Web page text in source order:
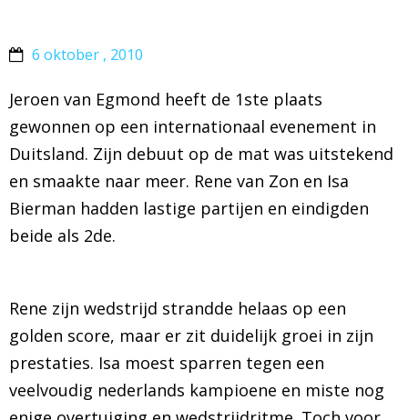
LESTIJDEN
LIDMAATSCHAP
TAEKWONDO
BRAZILIAN JIU JITSU
AGENDA
CONTACT
PRAKTISCHE ZELFVERDEDIGINGSCURSUS
6 oktober , 2010
Jeroen van Egmond heeft de 1ste plaats
gewonnen op een internationaal evenement in
Duitsland. Zijn debuut op de mat was uitstekend
en smaakte naar meer. Rene van Zon en Isa
Bierman hadden lastige partijen en eindigden
beide als 2de.
Rene zijn wedstrijd strandde helaas op een
golden score, maar er zit duidelijk groei in zijn
prestaties. Isa moest sparren tegen een
veelvoudig nederlands kampioene en miste nog